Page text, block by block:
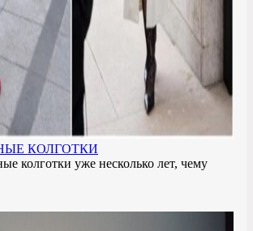
КОЛГОТКИ
колготки уже несколько лет, чему